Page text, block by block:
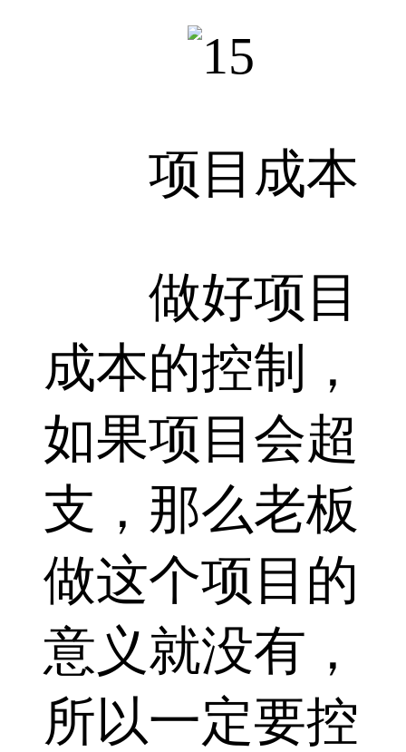
项目成本
做好项目
成本的控制，
如果项目会超
支，那么老板
做这个项目的
意义就没有，
所以一定要控